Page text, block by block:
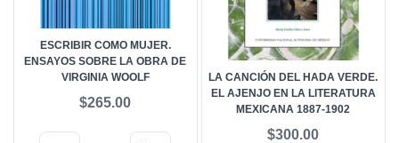
ESCRIBIR COMO MUJER.
ENSAYOS SOBRE LA OBRA DE
VIRGINIA WOOLF
$265.00
LA CANCIÓN DEL HADA VERDE.
EL AJENJO EN LA LITERATURA
MEXICANA 1887-1902
$300.00